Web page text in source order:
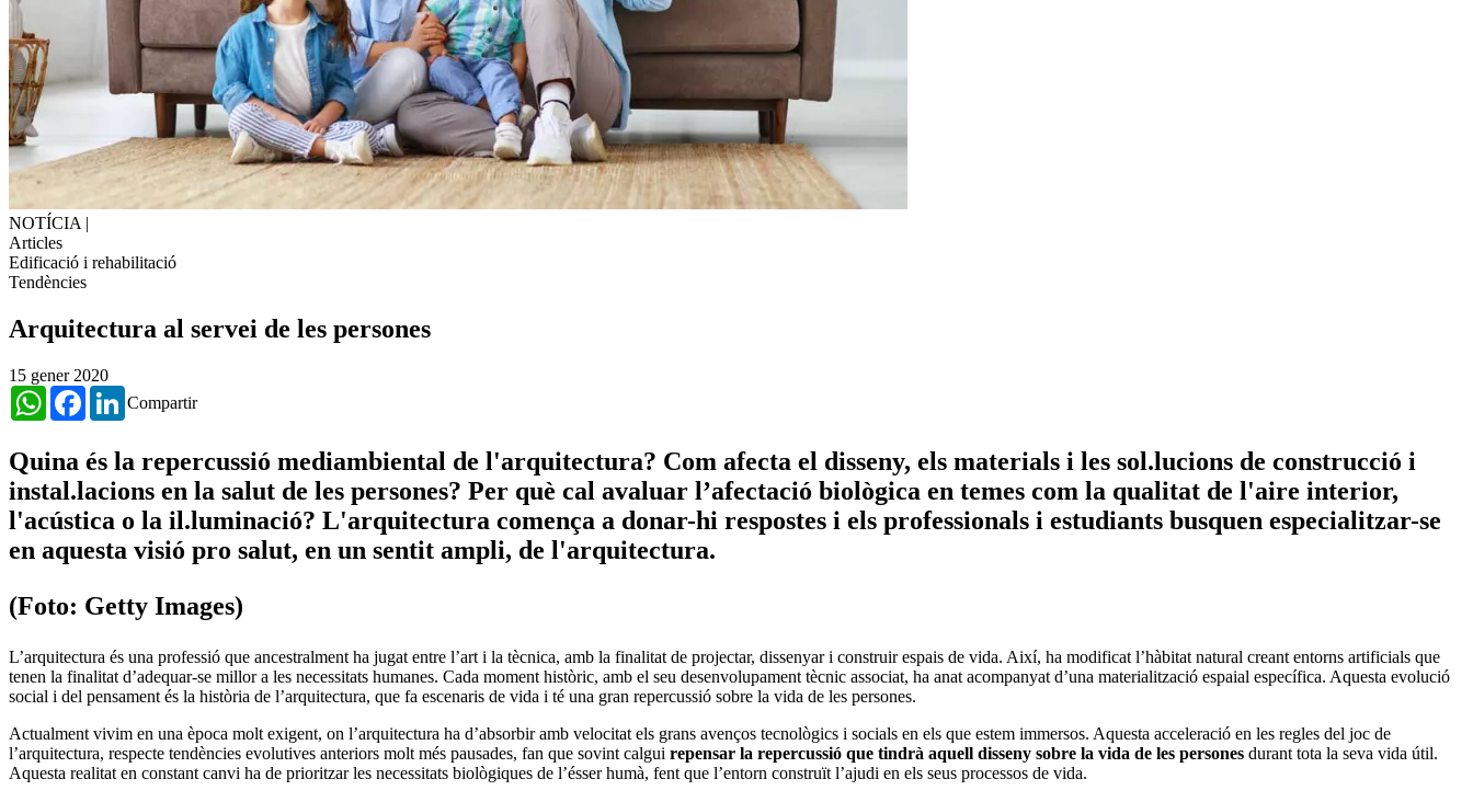
NOTÍCIA |
Articles
Edificació i rehabilitació
Tendències
Arquitectura al servei de les persones
15 gener 2020
Compartir
WhatsAppFacebookLinkedIn
Quina és la repercussió mediambiental de l'arquitectura? Com afecta el disseny, els materials i les sol.lucions de construcció i
instal.lacions en la salut de les persones? Per què cal avaluar l’afectació biològica en temes com la qualitat de l'aire interior,
l'acústica o la il.luminació? L'arquitectura comença a donar-hi respostes i els professionals i estudiants busquen especialitzar-se
en aquesta visió pro salut, en un sentit ampli, de l'arquitectura.
(Foto: Getty Images)
L’arquitectura és una professió que ancestralment ha jugat entre l’art i la tècnica, amb la finalitat de projectar, dissenyar i construir espais de vida. Així, ha modificat l’hàbitat natural creant entorns artificials que
tenen la finalitat d’adequar-se millor a les necessitats humanes. Cada moment històric, amb el seu desenvolupament tècnic associat, ha anat acompanyat d’una materialització espaial específica. Aquesta evolució
social i del pensament és la història de l’arquitectura, que fa escenaris de vida i té una gran repercussió sobre la vida de les persones.
Actualment vivim en una època molt exigent, on l’arquitectura ha d’absorbir amb velocitat els grans avenços tecnològics i socials en els que estem immersos. Aquesta acceleració en les regles del joc de
l’arquitectura, respecte tendències evolutives anteriors molt més pausades, fan que sovint calgui repensar la repercussió que tindrà aquell disseny sobre la vida de les persones durant tota la seva vida útil.
Aquesta realitat en constant canvi ha de prioritzar les necessitats biològiques de l’ésser humà, fent que l’entorn construït l’ajudi en els seus processos de vida.